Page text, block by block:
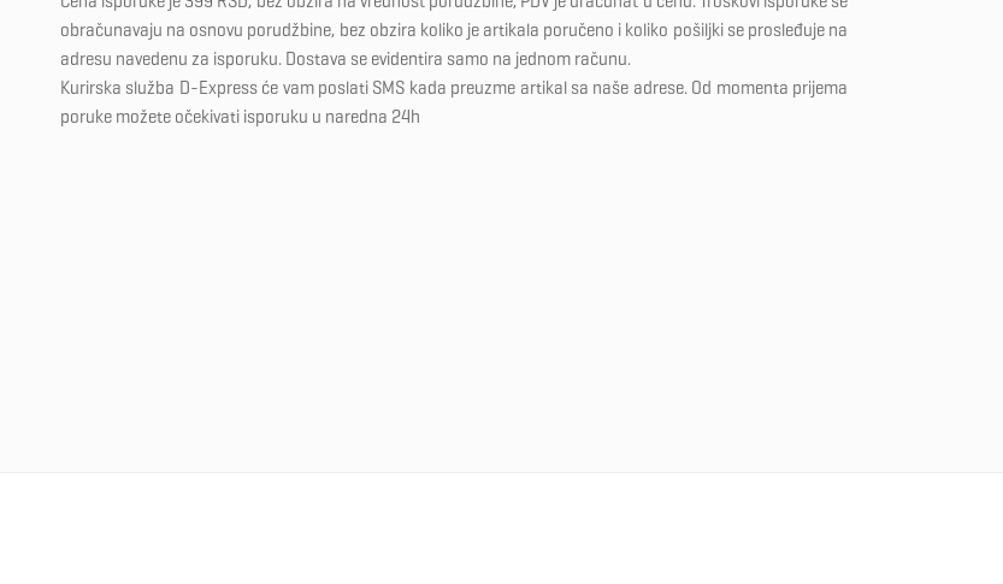
obračunavaju na osnovu porudžbine, bez obzira koliko je artikala poručeno i koliko pošiljki se prosleđuje na
adresu navedenu za isporuku. Dostava se evidentira samo na jednom računu.
Kurirska služba D-Express će vam poslati SMS kada preuzme artikal sa naše adrese. Od momenta prijema
poruke možete očekivati isporuku u naredna 24h